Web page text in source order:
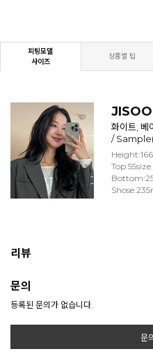
피팅모델
사이즈
상품별 팁
JISOO
화이트, 베
/
Top:55size
리뷰
문의
등록된 문의가 없습니다.
문